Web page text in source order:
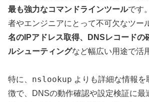
最も強力なコマンドラインツールです
者やエンジニアにとって不可欠なツー
名のIPアドレス取得、DNSレコードの
ルシューティングなど幅広い用途で活
特に、 nslookup よりも詳細な情報
徴で、DNSの動作確認や設定検証に最